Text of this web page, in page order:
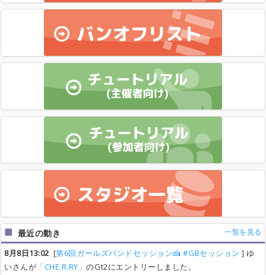
最近の動き 一覧を見る
8月8日13:02 [第6回ガールズバンドセッション🍰 #GBセッション] ゆ
いさんが 「CHE.R.RY」のGt2にエントリーしました。